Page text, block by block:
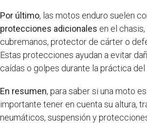
Por último, las motos enduro suelen
protecciones adicionales en el
cubremanos, protector de cárter o
Estas protecciones ayudan a evitar
caídas o golpes durante la práctica del
En resumen, para saber si una moto
importante tener en cuenta su altura,
neumáticos, suspensión y